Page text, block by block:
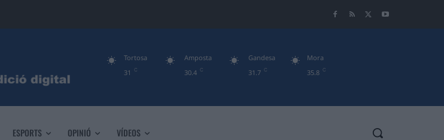
31 C
Tortosa
30.4 C
Amposta
31.7 C
Gandesa
35.8 C
Mora
ESPORTS OPINIÓ VÍDEOS